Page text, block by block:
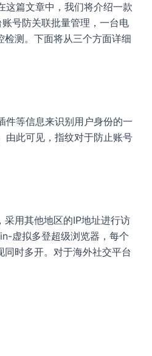
这篇文章中，我们将介绍一款
号防关联批量管理，一台电
测。下面将从三个方面详细
件等信息来识别用户身份的一
由此可见，指纹对于防止账号
用其他地区的IP地址进行访
虚拟多登超级浏览器，每个
时多开。对于海外社交平台